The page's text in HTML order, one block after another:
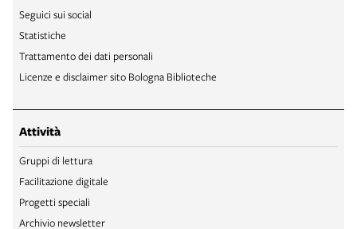
Seguici sui social
Statistiche
Trattamento dei dati personali
Licenze e disclaimer sito Bologna Biblioteche
Attività
Gruppi di lettura
Facilitazione digitale
Progetti speciali
Archivio newsletter